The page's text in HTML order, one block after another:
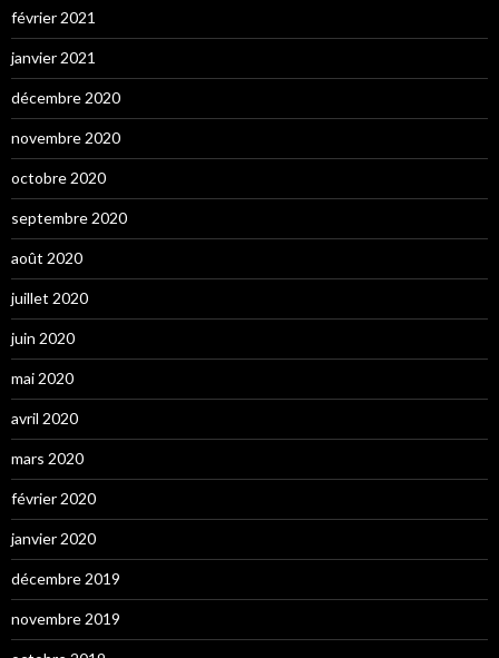
février 2021
janvier 2021
décembre 2020
novembre 2020
octobre 2020
septembre 2020
août 2020
juillet 2020
juin 2020
mai 2020
avril 2020
mars 2020
février 2020
janvier 2020
décembre 2019
novembre 2019